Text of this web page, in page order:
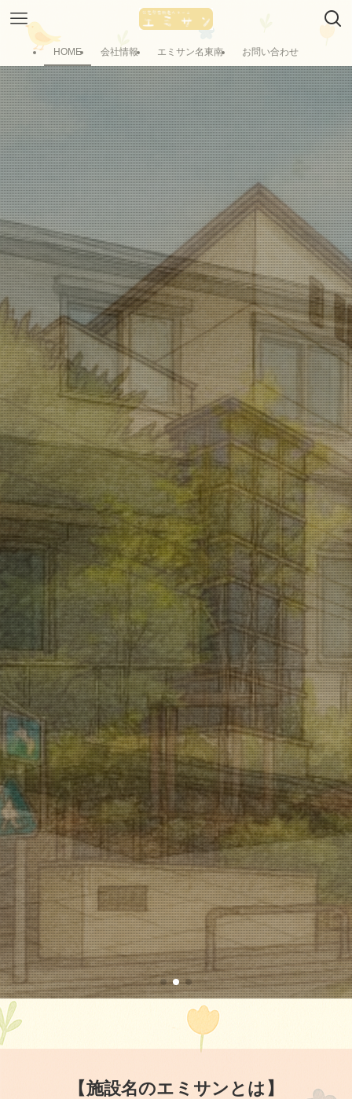
HOME 会社情報 エミサン名東南 お問い合わせ
【施設名のエミサンとは 】